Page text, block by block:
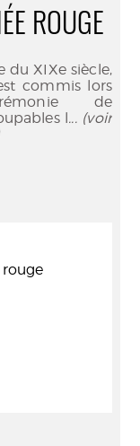
ROUGE
du XIXe siècle,
commis lors
de
l... (voir
rouge